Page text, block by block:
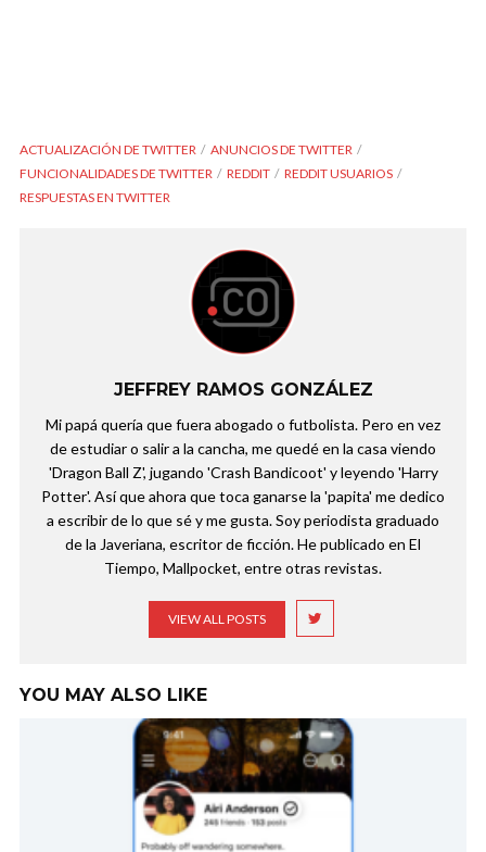
ACTUALIZACIÓN DE TWITTER
ANUNCIOS DE TWITTER
FUNCIONALIDADES DE TWITTER
REDDIT
REDDIT USUARIOS
RESPUESTAS EN TWITTER
JEFFREY RAMOS GONZÁLEZ
Mi papá quería que fuera abogado o futbolista. Pero en vez
de estudiar o salir a la cancha, me quedé en la casa viendo
'Dragon Ball Z', jugando 'Crash Bandicoot' y leyendo 'Harry
Potter'. Así que ahora que toca ganarse la 'papita' me dedico
a escribir de lo que sé y me gusta. Soy periodista graduado
de la Javeriana, escritor de ficción. He publicado en El
Tiempo, Mallpocket, entre otras revistas.
VIEW ALL POSTS
YOU MAY ALSO LIKE